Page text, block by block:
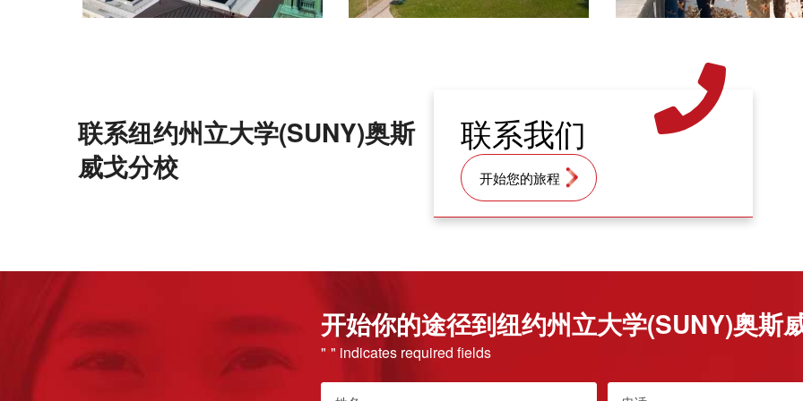
联系纽约州立大学(SUNY)奥斯
威戈分校
联系我们
开始您的旅程
开始你的途径到纽约州立大学(SUNY)奥斯
" " indicates required fields